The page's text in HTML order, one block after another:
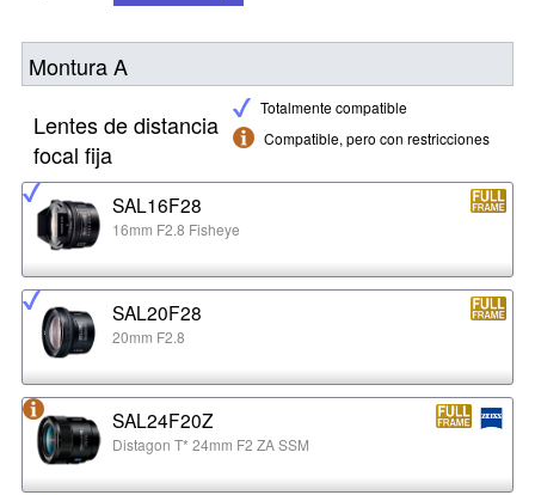
Montura A
Totalmente compatible
Compatible, pero con restricciones
Lentes de distancia
focal fija
SAL16F28
16mm F2.8 Fisheye
SAL20F28
20mm F2.8
SAL24F20Z
Distagon T* 24mm F2 ZA SSM